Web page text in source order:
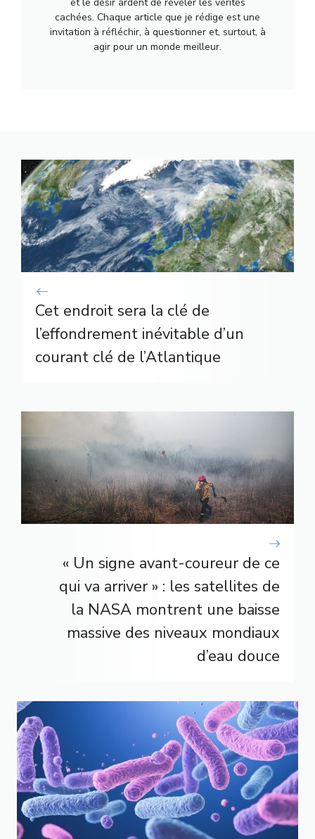
cachées. Chaque article que je rédige est une
invitation à réfléchir, à questionner et, surtout, à
agir pour un monde meilleur.
Cet endroit sera la clé de
l’effondrement inévitable d’un
courant clé de l’Atlantique
« Un signe avant-coureur de ce
qui va arriver » : les satellites de
la NASA montrent une baisse
massive des niveaux mondiaux
d’eau douce